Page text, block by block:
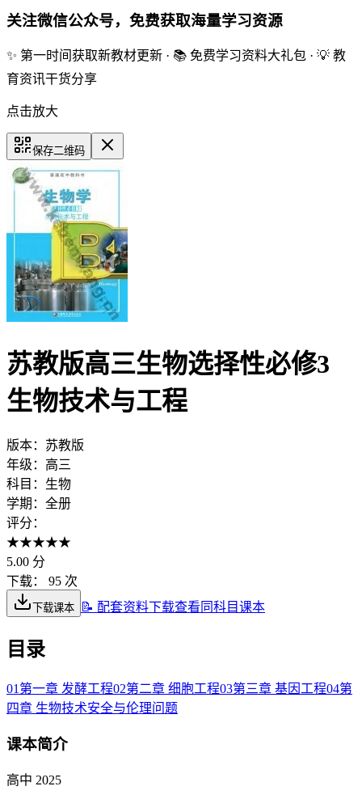
关注微信公众号，免费获取海量学习资源
✨ 第一时间获取新教材更新 · 📚 免费学习资料大礼包 · 💡 教
育资讯干货分享
点击放大
保存二维码
苏教版高三生物选择性必修3
生物技术与工程
版本： 苏教版
年级： 高三
科目： 生物
学期： 全册
评分：
★★★★★
5.00 分
下载：
95 次
下载课本 📝 配套资料下载查看同科目课本
目录
01 第一章 发酵工程02第二章 细胞工程03第三章 基因工程04第
四章 生物技术安全与伦理问题
课本简介
高中 2025